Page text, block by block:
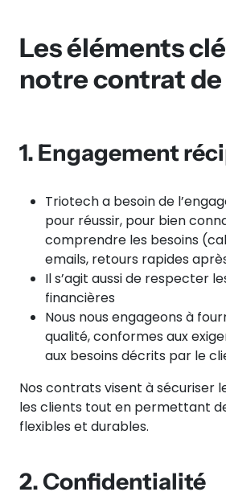
Les éléments
notre contrat
1. Engagement
Triotech a besoin de
pour réussir, pour bien
comprendre les besoins
emails, retours rapides
Il s’agit aussi de respecter
financières
Nous nous engageons à
qualité, conformes aux
aux besoins décrits par le
Nos contrats visent à sécuriser
les clients tout en permettant
flexibles et durables.
2. Confidentialité